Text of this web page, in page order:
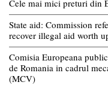
Cele mai mici preturi din
State aid: Commission
recover illegal aid worth
Comisia Europeana
de Romania in cadrul
(MCV)